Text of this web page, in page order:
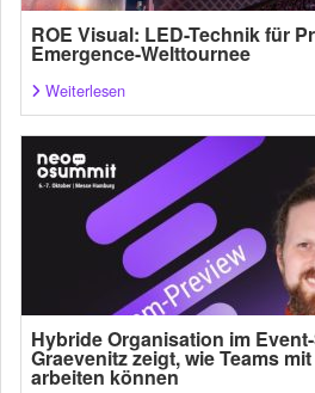
ROE Visual: LED-Technik für
Emergence-Welttournee
Weiterlesen
Hybride Organisation im
Graevenitz zeigt, wie Teams
arbeiten können